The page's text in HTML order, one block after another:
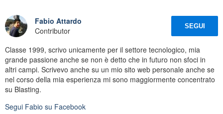
Fabio Attardo
Contributor
SEGUI
Classe 1999, scrivo unicamente per il settore tecnologico, mia
grande passione anche se non è detto che in futuro non sfoci in
altri campi. Scrivevo anche su un mio sito web personale anche se
nel corso della mia esperienza mi sono maggiormente concentrato
su Blasting.
Segui Fabio su Facebook